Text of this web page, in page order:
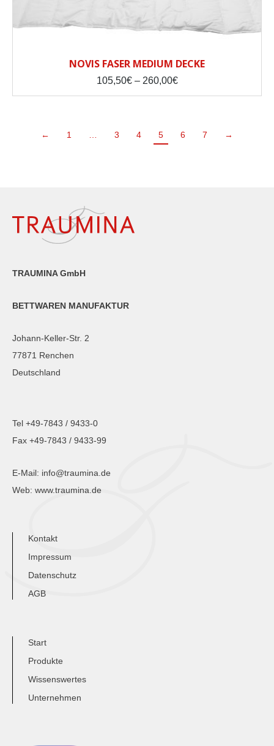
NOVIS FASER MEDIUM DECKE
105,50€ – 260,00€Price
← 1 3 4 5 6 7 →
TRAUMINA GmbH
BETTWAREN MANUFAKTUR
Johann-Keller-Str. 2
77871 Renchen
Deutschland
Tel +49-7843 / 9433-0
Fax +49-7843 / 9433-99
E-Mail: info@traumina.de
Web: www.traumina.de
Kontakt
Impressum
Datenschutz
AGB
Start
Produkte
Wissenswertes
Unternehmen